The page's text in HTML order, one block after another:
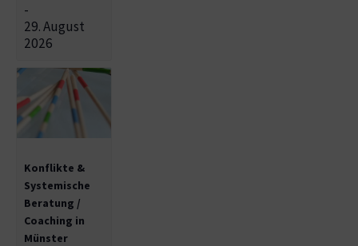
-
29. August
2026
Konflikte &
Systemische
Beratung /
Coaching in
Münster